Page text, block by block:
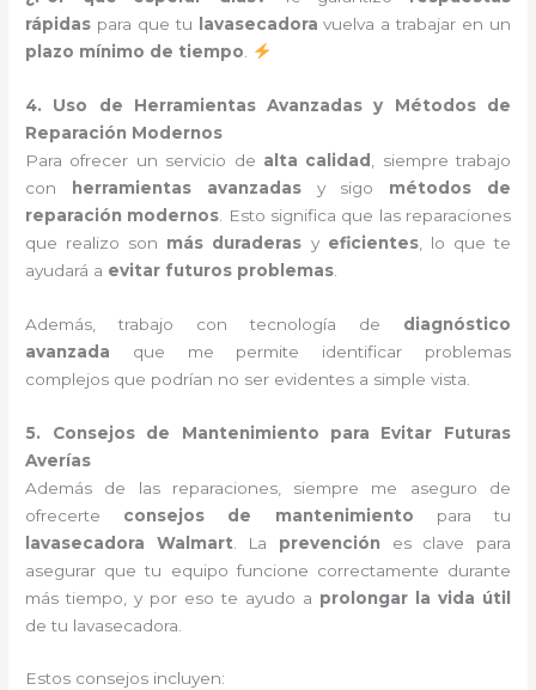
rápidas para que tu lavasecadora vuelva a trabajar en un
plazo mínimo de tiempo
4. Uso de Herramientas Avanzadas y Métodos de
Reparación Modernos
Para ofrecer un servicio de alta calidad
, siempre trabajo
con
herramientas avanzadasy sigo métodos de
reparación modernos . Esto significa que las reparaciones
que realizo son más duraderas y eficientes, lo que te
ayudará a evitar futuros problemas
Además, trabajo con tecnología de diagnóstico
avanzada que me permite identificar problemas
complejos que podrían no ser evidentes a simple vista.
5. Consejos de Mantenimiento para Evitar Futuras
Averías
Además de las reparaciones, siempre me aseguro de
ofrecerte consejos de mantenimiento para tu
lavasecadora Walmart . La prevención es clave para
asegurar que tu equipo funcione correctamente durante
más tiempo, y por eso te ayudo a prolongar la vida útil
de tu lavasecadora.
Estos consejos incluyen: